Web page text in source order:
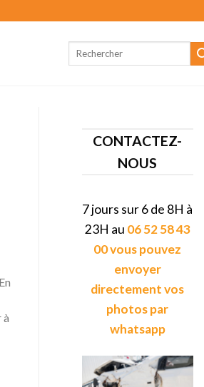
à
CONTACTEZ-
NOUS
7 jours sur 6 de 8H à
23H au 06 52 58 43
00 vous pouvez
envoyer
directement vos
photos par
whatsapp